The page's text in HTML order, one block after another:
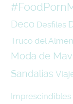
Deco Desfiles
Truco del
Moda de
Sandalias
Imprescindibles